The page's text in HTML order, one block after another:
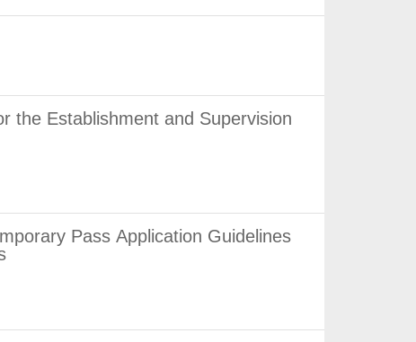
the Establishment and Supervision
Pass Application Guidelines